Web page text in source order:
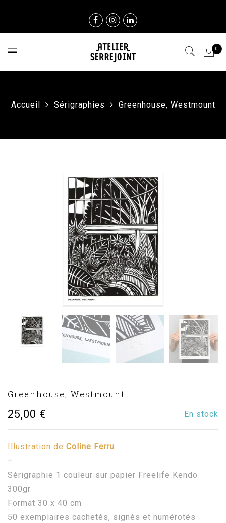
0
Accueil Sérigraphies Greenhouse, Westmount
Greenhouse, Westmount
25,00 € En stock
Illustration de Coline Ferru
–
Sérigraphie 1 couleur sur papier Freelife Kendo
300gr
Format 30 x 40 cm
50 exemplaires cachetés, signés et numérotés